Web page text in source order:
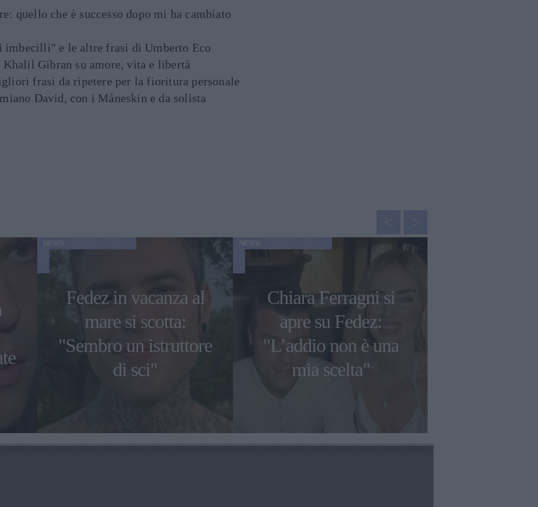
quello che è successo dopo mi ha cambiato
e le altre frasi di Umberto Eco
Gibran su amore, vita e libertà
frasi da ripetere per la fioritura personale
David, con i Måneskin e da solista
Fedez in vacanza al
mare si scotta:
"Sembro un istruttore
di sci"
Chiara Ferragni si
apre su Fedez:
"L’addio non è una
mia scelta"